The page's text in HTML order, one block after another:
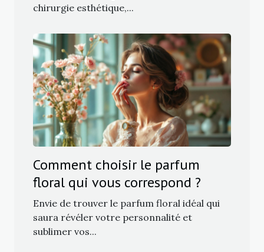
chirurgie esthétique,...
Comment choisir le parfum
floral qui vous correspond ?
Envie de trouver le parfum floral idéal qui
saura révéler votre personnalité et
sublimer vos...